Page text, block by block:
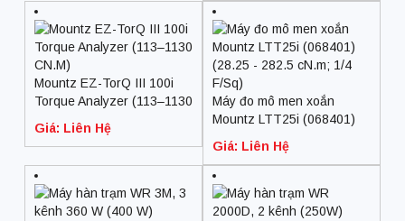
Mountz EZ-TorQ III 100i
Torque Analyzer (113–1130
Giá: Liên Hệ
Máy đo mô men xoắn
Mountz LTT25i (068401)
F/Sq)
Giá: Liên Hệ